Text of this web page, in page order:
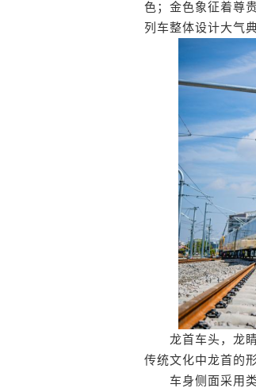
色；金色象征着尊
列车整体设计大气
龙首车头，龙睛
传统文化中龙首的
车身侧面采用类